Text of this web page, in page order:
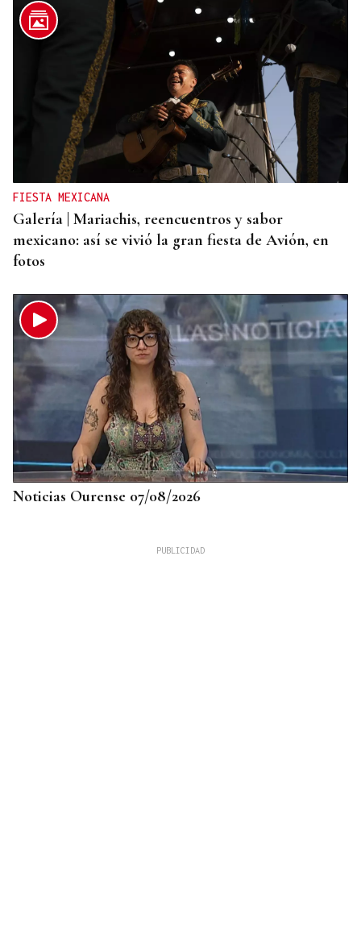
FIESTA MEXICANA
Galería | Mariachis, reencuentros y sabor
mexicano: así se vivió la gran fiesta de Avión, en
fotos
Noticias Ourense 07/08/2026